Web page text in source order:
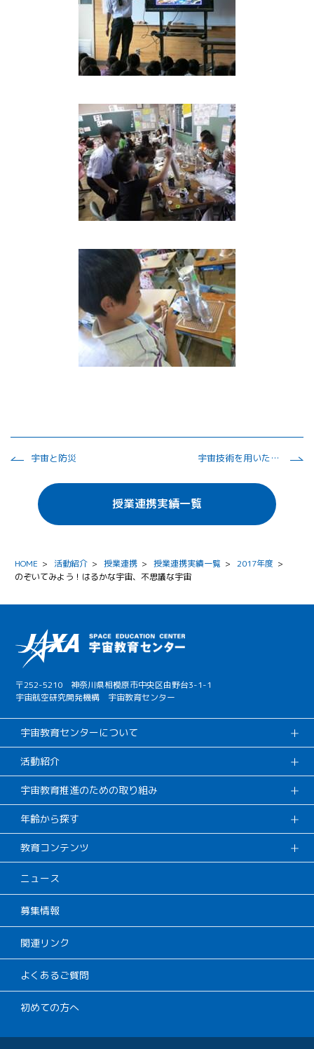
宇宙と防災 宇宙技術を用いた自然災害の解析
授業連携実績一覧
HOME > 活動紹介 > 授業連携 > 授業連携実績一覧 > 2017年度 >
のぞいてみよう！はるかな宇宙、不思議な宇宙
〒252-5210 神奈川県相模原市中央区由野台3-1-1
宇宙航空研究開発機構 宇宙教育センター
宇宙教育センターについて
活動紹介
宇宙教育推進のための取り組み
年齢から探す
教育コンテンツ
ニュース
募集情報
関連リンク
よくあるご質問
初めての方へ